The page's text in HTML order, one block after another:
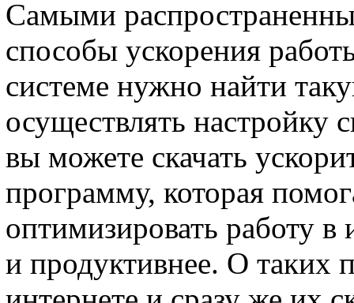
Самыми
способы ускорения
системе нужно найти
осуществлять
вы можете скачать
программу, которая
оптимизировать работу в
и продуктивнее. О таких